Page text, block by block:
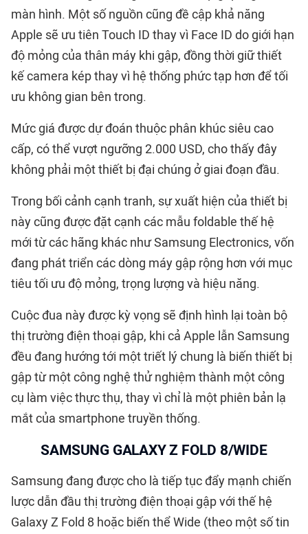
màn hình. Một số nguồn cũng đề cập khả năng
Apple sẽ ưu tiên Touch ID thay vì Face ID do giới hạn
độ mỏng của thân máy khi gập, đồng thời giữ thiết
kế camera kép thay vì hệ thống phức tạp hơn để tối
ưu không gian bên trong.
Mức giá được dự đoán thuộc phân khúc siêu cao
cấp, có thể vượt ngưỡng 2.000 USD, cho thấy đây
không phải một thiết bị đại chúng ở giai đoạn đầu.
Trong bối cảnh cạnh tranh, sự xuất hiện của thiết bị
này cũng được đặt cạnh các mẫu foldable thế hệ
mới từ các hãng khác như Samsung Electronics, vốn
đang phát triển các dòng máy gập rộng hơn với mục
tiêu tối ưu độ mỏng, trọng lượng và hiệu năng.
Cuộc đua này được kỳ vọng sẽ định hình lại toàn bộ
thị trường điện thoại gập, khi cả Apple lẫn Samsung
đều đang hướng tới một triết lý chung là biến thiết bị
gập từ một công nghệ thử nghiệm thành một công
cụ làm việc thực thụ, thay vì chỉ là một phiên bản lạ
mắt của smartphone truyền thống.
SAMSUNG GALAXY Z FOLD 8/WIDE
Samsung đang được cho là tiếp tục đẩy mạnh chiến
lược dẫn đầu thị trường điện thoại gập với thế hệ
Galaxy Z Fold 8 hoặc biến thể Wide (theo một số tin